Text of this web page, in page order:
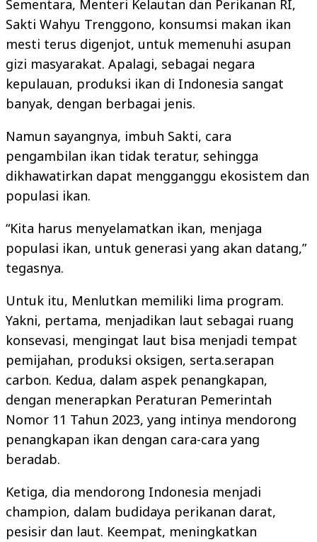
Sementara, Menteri Kelautan dan Perikanan RI,
Sakti Wahyu Trenggono, konsumsi makan ikan
mesti terus digenjot, untuk memenuhi asupan
gizi masyarakat. Apalagi, sebagai negara
kepulauan, produksi ikan di Indonesia sangat
banyak, dengan berbagai jenis.
Namun sayangnya, imbuh Sakti, cara
pengambilan ikan tidak teratur, sehingga
dikhawatirkan dapat mengganggu ekosistem dan
populasi ikan.
“Kita harus menyelamatkan ikan, menjaga
populasi ikan, untuk generasi yang akan datang,”
tegasnya.
Untuk itu, Menlutkan memiliki lima program.
Yakni, pertama, menjadikan laut sebagai ruang
konsevasi, mengingat laut bisa menjadi tempat
pemijahan, produksi oksigen, serta.serapan
carbon. Kedua, dalam aspek penangkapan,
dengan menerapkan Peraturan Pemerintah
Nomor 11 Tahun 2023, yang intinya mendorong
penangkapan ikan dengan cara-cara yang
beradab.
Ketiga, dia mendorong Indonesia menjadi
champion, dalam budidaya perikanan darat,
pesisir dan laut. Keempat, meningkatkan